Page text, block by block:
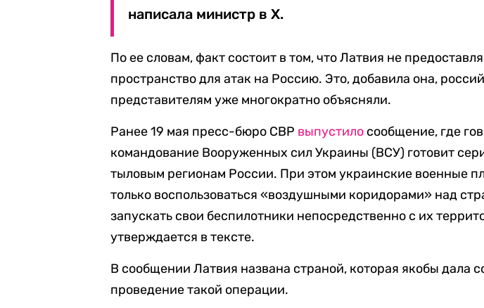
написала министр в X.
По ее словам, факт состоит в том, что Латвия не
пространство для атак на Россию. Это, добавила она,
представителям уже многократно объясняли.
Ранее 19 мая пресс-бюро СВР выпустило сообщение, где
командование Вооруженных сил Украины (ВСУ) готовит
тыловым регионам России. При этом украинские военные
только воспользоваться «воздушными коридорами» над
запускать свои беспилотники непосредственно с их
утверждается в тексте.
В сообщении Латвия названа страной, которая якобы дала
проведение такой операции.